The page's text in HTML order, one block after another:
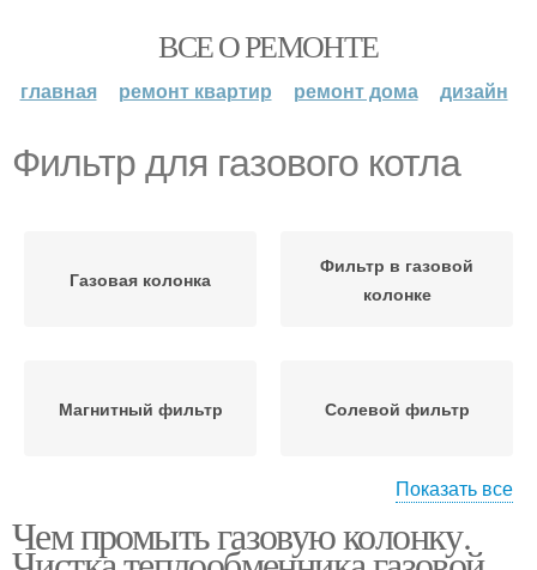
ВСЕ О РЕМОНТЕ
главная ремонт квартир ремонт дома дизайн
Фильтр для газового котла
Газовая колонка
Фильтр в газовой
колонке
Магнитный фильтр Солевой фильтр
Механические фильтры Водяной фильтр
Показать все
Чем промыть газовую колонку.